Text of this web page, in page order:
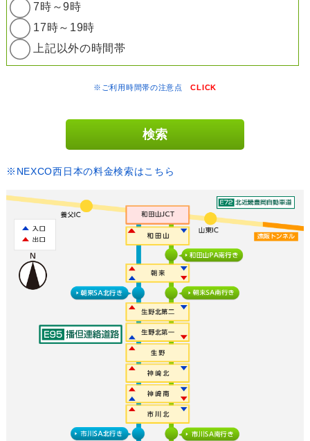
7時～9時
17時～19時
上記以外の時間帯
※ご利用時間帯の注意点CLICK
※NEXCO西日本の料金検索はこちら